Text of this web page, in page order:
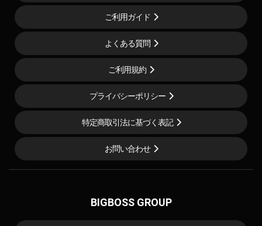
ご利用ガイド
よくある質問
ご利用規約
プライバシーポリシー
特定商取引法に基づく表記
お問い合わせ
BIGBOSS GROUP